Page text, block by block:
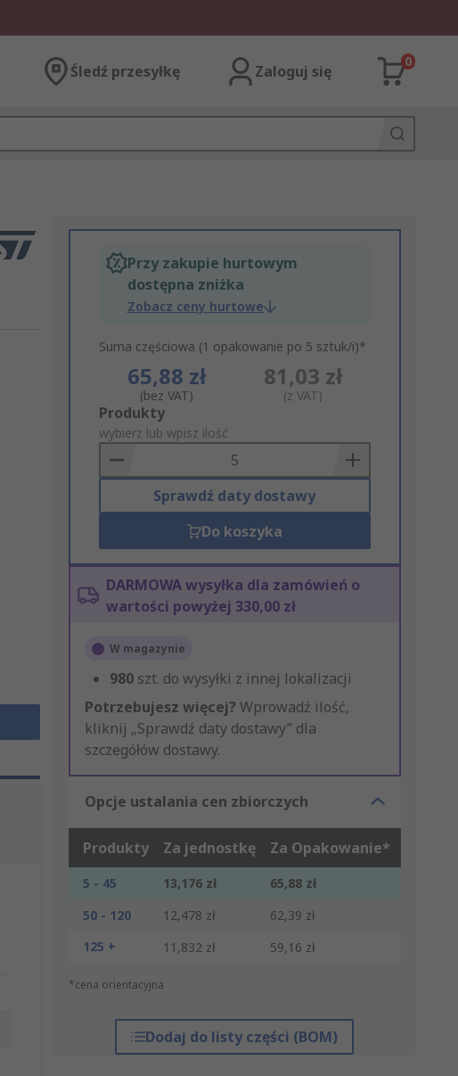
Śledź przesyłkę Zaloguj się
0
Przy zakupie hurtowym
dostępna zniżka
Zobacz ceny hurtowe
Suma częściowa (1 opakowanie po 5 sztuk/i)*
65,88 zł
(bez VAT)
81,03 zł
(z VAT)
Add
to
Basket
Produkty
wybierz lub wpisz ilość
Sprawdź daty dostawy
Do koszyka
DARMOWA wysyłka dla zamówień o
wartości powyżej 330,00 zł
W magazynie
980 szt. do wysyłki z innej lokalizacji
Potrzebujesz więcej? Wprowadź ilość,
kliknij „Sprawdź daty dostawy” dla
szczegółów dostawy.
Opcje ustalania cen zbiorczych
Produkty Za jednostkę Za Opakowanie*
5 - 45 13,176 zł
65,88 zł
50 - 120
12,478 zł
62,39 zł
125 +
11,832 zł 59,16 zł
*cena orientacyjna
Dodaj do listy części (BOM)